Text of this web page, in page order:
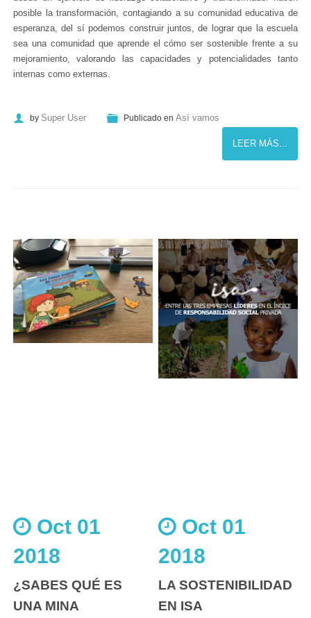
posible la transformación, contagiando a su comunidad educativa de
esperanza, del sí podemos construir juntos, de lograr que la escuela
sea una comunidad que aprende el cómo ser sostenible frente a su
mejoramiento, valorando las capacidades y potencialidades tanto
internas como externas.
by Super User Publicado en Así vamos
LEER MÁS...
Oct 01
2018
¿SABES QUÉ ES
UNA MINA
Oct 01
2018
LA SOSTENIBILIDAD
EN ISA